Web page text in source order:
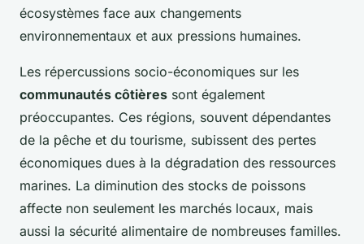
écosystèmes face aux changements
environnementaux et aux pressions humaines.
Les répercussions socio-économiques sur les
communautés côtières sont également
préoccupantes. Ces régions, souvent dépendantes
de la pêche et du tourisme, subissent des pertes
économiques dues à la dégradation des ressources
marines. La diminution des stocks de poissons
affecte non seulement les marchés locaux, mais
aussi la sécurité alimentaire de nombreuses familles.